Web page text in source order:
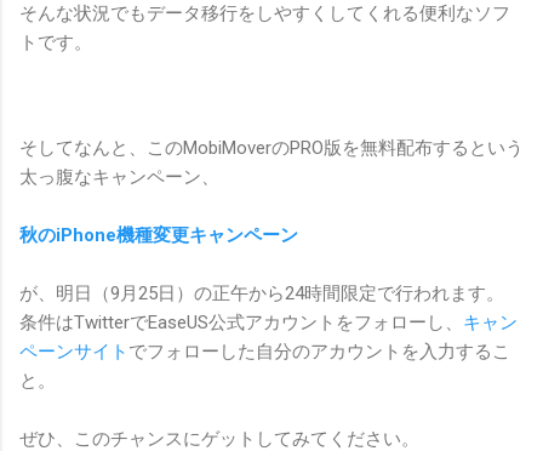
そんな状況でもデータ移行をしやすくしてくれる便利なソフ
トです。
そしてなんと、このMobiMoverのPRO版を無料配布するという
太っ腹なキャンペーン、
秋のiPhone機種変更キャンペーン
が、明日（9月25日）の正午から24時間限定で行われます。
条件はTwitterでEaseUS公式アカウントをフォローし、 キャン
ペーンサイト でフォローした自分のアカウントを入力するこ
と。
ぜひ、このチャンスにゲットしてみてください。